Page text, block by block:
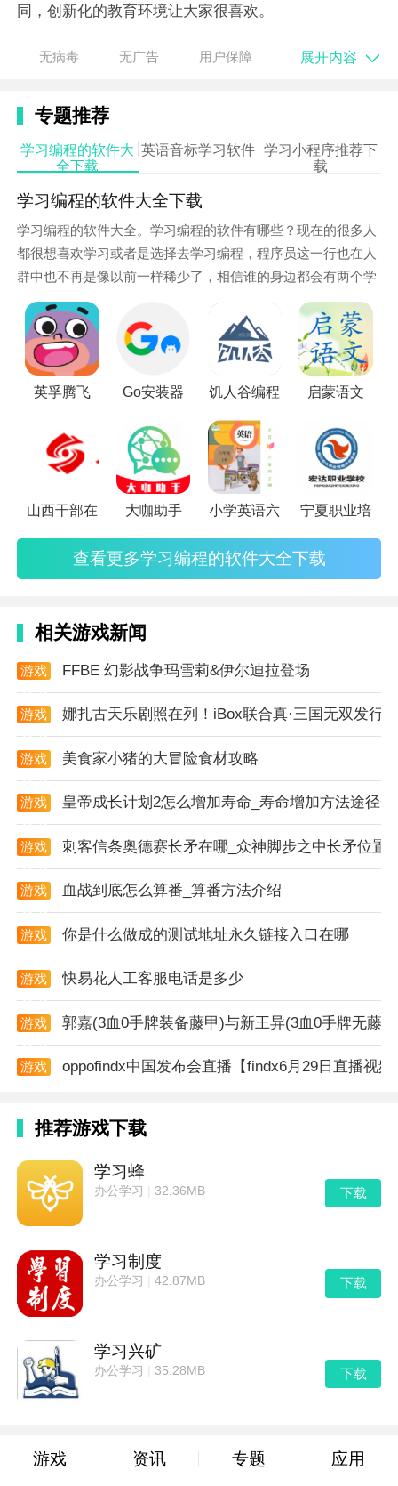
同，创新化的教育环境让大家很喜欢。
软件特点：
也可以更好的交流一下；
2、老师们也可以查看教学的管理信息，每一个教室学
习情况都可以知道。
软件点评：
1、各种不同学科的老师都会指导学生们在线学习，跟
传统的上课方式有一些不同之处；
2、而且通过线上平台去学习知识也是比较高效的，各
种课程都会有比较清楚的分类。
软件优势
激发兴趣 培养习惯 塑造品格 培养孩子"受益一生的能
本地辅导真人教学互动
主讲985院校毕业 教学经验丰富
学而思自主研发教学体系
智能的沉浸式互动课堂
25人小班教学 在家学习更有效
科学学习闭环
5大模块 7大能力 循环巩固 螺旋上升
预习：为本讲知识的学习打好基础，提高听课效率
课前测：测试，从而巩固上节课知识，温故知新
识盲点
作业批改：辅导老师1v1语音批改，消灭错误，纠正思
回放复习：课堂视频实录，课后回放、随时复习
无病毒 无广告 用户保障 展开内容
专题推荐
学习编程的软件大
全下载
英语音标学习软件 学习小程序推荐下
载
学习编程的软件大全下载
学习编程的软件大全。学习编程的软件有哪些？现在的很多人
都很想喜欢学习或者是选择去学习编程，程序员这一行也在人
群中也不再是像以前一样稀少了，相信谁的身边都会有两个学
习编程的朋友吧。那么大家知道学习编程的软件有哪些吗？下
面就快和小编一起来看看吧，找一款适合你的编程软件。
英孚腾飞 Go安装器 饥人谷编程 启蒙语文
山西干部在 大咖助手 小学英语六 宁夏职业培
查看更多学习编程的软件大全下载
相关游戏新闻
游戏
FFBE 幻影战争玛雪莉&伊尔迪拉登场
游戏
娜扎古天乐剧照在列！iBox联合真·三国无双发行
游戏
美食家小猪的大冒险食材攻略
游戏
皇帝成长计划2怎么增加寿命_寿命增加方法途径
游戏
刺客信条奥德赛长矛在哪_众神脚步之中长矛位置
游戏
血战到底怎么算番_算番方法介绍
游戏
你是什么做成的测试地址永久链接入口在哪
游戏
快易花人工客服电话是多少
游戏
郭嘉(3血0手牌装备藤甲)与新王异(3血0手牌无藤
游戏
oppofindx中国发布会直播【findx6月29日直播视频
推荐游戏下载
学习蜂
办公学习 32.36MB 下载
学习制度
办公学习 42.87MB 下载
学习兴矿
办公学习 35.28MB 下载
游戏 资讯 专题 应用